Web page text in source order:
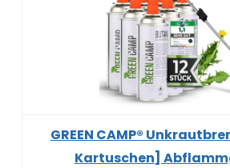
GREEN CAMP®
Kartuschen]